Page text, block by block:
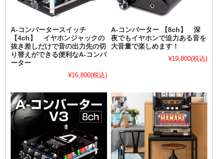
A-コンバータースイッチ
【4ch】 イヤホンジャックの
抜き差しだけで音の出力先の切
り替えができる便利なA-コンバ
ーター
¥16,800(税込)
A-コンバーター 【8ch】 深
夜でもイヤホンで迫力ある音を
大音量で楽しめます！
¥19,800(税込)